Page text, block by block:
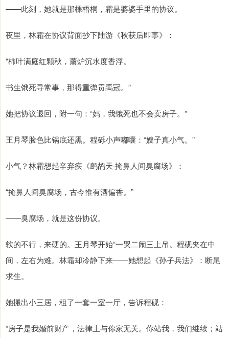
——此刻，她就是那棵梧桐，霜是婆婆手里的协议。
夜里，林霜在协议背面抄下陆游《秋获后即事》：
“柿叶满庭红颗秋，薰炉沉水度香浮。
书生饿死寻常事，那得重弹贡禹冠。”
她把协议退回，附一句：“妈，我饿死也不会卖房子。”
王月琴脸色比锅底还黑。程砾小声嘟囔：“嫂子真小气。”
小气？林霜想起辛弃疾《鹧鸪天·掩鼻人间臭腐场》：
“掩鼻人间臭腐场，古今惟有酒偏香。”
——臭腐场，就是这份协议。
软的不行，来硬的。王月琴开始“一哭二闹三上吊。程砚夹在中
间，左右为难。林霜却冷静下来——她想起《孙子兵法》：断尾
求生。
她搬出小三居，租了一套一室一厅，告诉程砚：
“房子是我婚前财产，法律上与你家无关。你站我，我们继续；站